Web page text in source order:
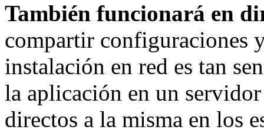
También funcionará en
compartir configuraciones
instalación en red es tan
la aplicación en un
directos a la misma en los